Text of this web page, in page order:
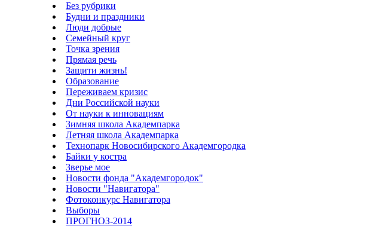
Без рубрики
Будни и праздники
Люди добрые
Семейный круг
Точка зрения
Прямая речь
Защити жизнь!
Образование
Переживаем кризис
Дни Российской науки
От науки к инновациям
Зимняя школа Академпарка
Летняя школа Академпарка
Технопарк Новосибирского Академгородка
Байки у костра
Зверье мое
Новости фонда "Академгородок"
Новости "Навигатора"
Фотоконкурс Навигатора
Выборы
ПРОГНОЗ-2014